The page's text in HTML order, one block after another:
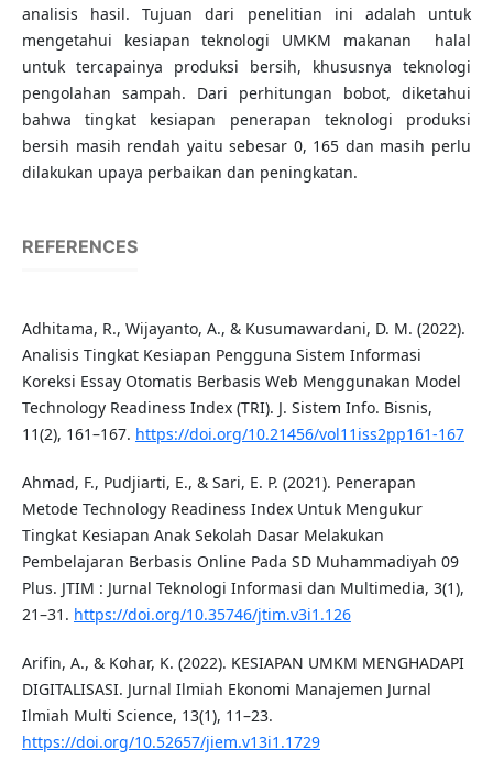
analisis hasil. Tujuan dari penelitian ini adalah untuk
mengetahui kesiapan teknologi UMKM makanan halal
untuk tercapainya produksi bersih, khususnya teknologi
pengolahan sampah. Dari perhitungan bobot, diketahui
bahwa tingkat kesiapan penerapan teknologi produksi
bersih masih rendah yaitu sebesar 0, 165 dan masih perlu
dilakukan upaya perbaikan dan peningkatan.
REFERENCES
Adhitama, R., Wijayanto, A., & Kusumawardani, D. M. (2022).
Analisis Tingkat Kesiapan Pengguna Sistem Informasi
Koreksi Essay Otomatis Berbasis Web Menggunakan Model
Technology Readiness Index (TRI). J. Sistem Info. Bisnis,
11(2), 161–167. https://doi.org/10.21456/vol11iss2pp161-167
Ahmad, F., Pudjiarti, E., & Sari, E. P. (2021). Penerapan
Metode Technology Readiness Index Untuk Mengukur
Tingkat Kesiapan Anak Sekolah Dasar Melakukan
Pembelajaran Berbasis Online Pada SD Muhammadiyah 09
Plus. JTIM : Jurnal Teknologi Informasi dan Multimedia, 3(1),
21–31. https://doi.org/10.35746/jtim.v3i1.126
Arifin, A., & Kohar, K. (2022). KESIAPAN UMKM MENGHADAPI
DIGITALISASI. Jurnal Ilmiah Ekonomi Manajemen Jurnal
Ilmiah Multi Science, 13(1), 11–23.
https://doi.org/10.52657/jiem.v13i1.1729